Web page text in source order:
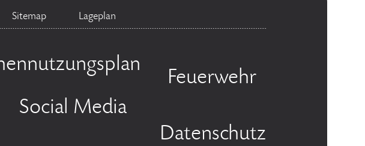
Sitemap Lageplan
Feuerwehr
Social Media
Datenschutz